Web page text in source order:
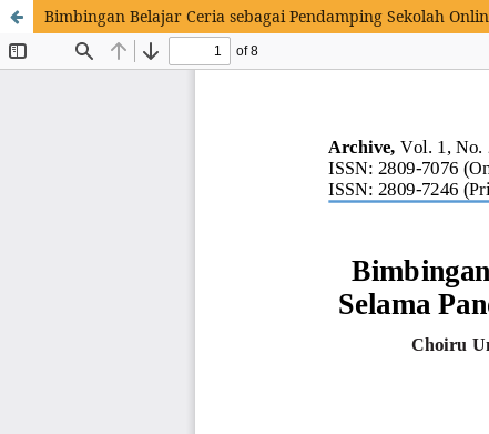
Bimbingan Belajar Ceria sebagai Pendamping Sekolah